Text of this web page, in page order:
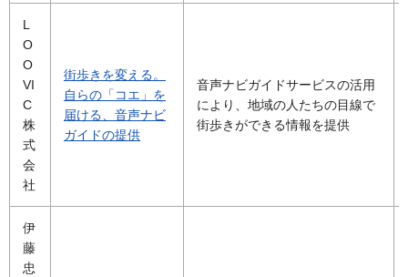
L
O
O
VI
C
株
式
会
社
街歩きを変える。
自らの「コエ」を
届ける、音声ナビ
ガイドの提供
音声ナビガイドサービスの活用
により、地域の人たちの目線で
街歩きができる情報を提供
伊
藤
忠